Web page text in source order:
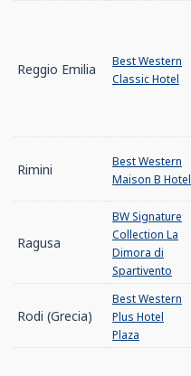
Reggio Emilia
Best Western
Classic Hotel
Rimini
Best Western
Maison B Hotel
Ragusa
BW Signature
Collection La
Dimora di
Spartivento
Rodi (Grecia)
Best Western
Plus Hotel
Plaza